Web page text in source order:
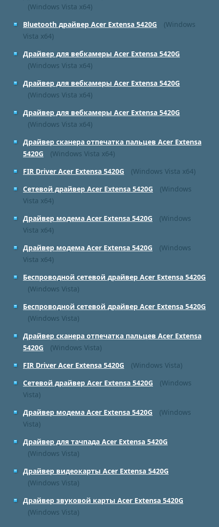
(Windows Vista x64)
Bluetooth драйвер Acer Extensa 5420G
(Windows
Vista x64)
Драйвер для вебкамеры Acer Extensa 5420G
(Windows Vista x64)
Драйвер для вебкамеры Acer Extensa 5420G
(Windows Vista x64)
Драйвер для вебкамеры Acer Extensa 5420G
(Windows Vista x64)
Драйвер сканера отпечатка пальцев Acer Extensa
5420G
(Windows Vista x64)
FIR Driver Acer Extensa 5420G
(Windows Vista x64)
Сетевой драйвер Acer Extensa 5420G
(Windows
Vista x64)
Драйвер модема Acer Extensa 5420G
(Windows
Vista x64)
Драйвер модема Acer Extensa 5420G
(Windows
Vista x64)
Беспроводной сетевой драйвер Acer Extensa 5420G
(Windows Vista)
Беспроводной сетевой драйвер Acer Extensa 5420G
(Windows Vista)
Драйвер сканера отпечатка пальцев Acer Extensa
5420G
(Windows Vista)
FIR Driver Acer Extensa 5420G
(Windows Vista)
Сетевой драйвер Acer Extensa 5420G
(Windows
Vista)
Драйвер модема Acer Extensa 5420G
(Windows
Vista)
Драйвер для тачпада Acer Extensa 5420G
(Windows Vista)
Драйвер видеокарты Acer Extensa 5420G
(Windows Vista)
Драйвер звуковой карты Acer Extensa 5420G
(Windows Vista)